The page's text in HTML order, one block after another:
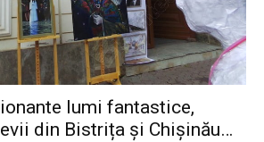
lumi fantastice,
din Bistrița și Chișinău…